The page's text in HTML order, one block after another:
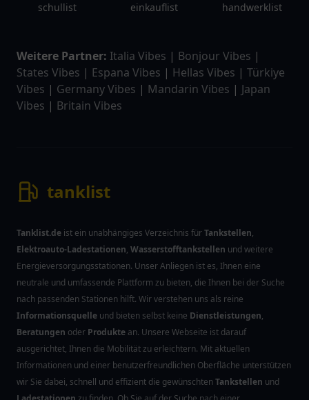
schullist einkauflist handwerklist
Weitere Partner: Italia Vibes | Bonjour Vibes |
States Vibes | Espana Vibes | Hellas Vibes | Türkiye
Vibes | Germany Vibes | Mandarin Vibes | Japan
Vibes | Britain Vibes
tanklist
Tanklist.de ist ein unabhängiges Verzeichnis fürTankstellen,
Elektroauto-Ladestationen, Wasserstofftankstellen und weitere
Energieversorgungsstationen. Unser Anliegen ist es, Ihnen eine
neutrale und umfassende Plattform zu bieten, die Ihnen bei der Suche
nach passenden Stationen hilft. Wir verstehen uns als reine
Informationsquelle und bieten selbst keine Dienstleistungen,
Beratungen oder Produkte an. Unsere Webseite ist darauf
ausgerichtet, Ihnen die Mobilität zu erleichtern. Mit aktuellen
Informationen und einer benutzerfreundlichen Oberfläche unterstützen
wir Sie dabei, schnell und effizient die gewünschtenTankstellen und